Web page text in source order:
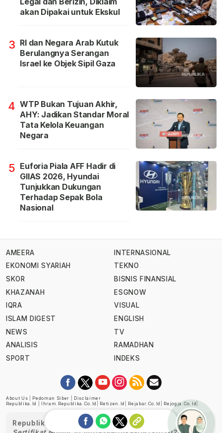
akan Dipakai untuk Ekskul
3 RI dan Negara Arab Kutuk
Berulangnya Serangan
Israel ke Objek Sipil Gaza
4 WTP Bukan Tujuan Akhir,
AHY: Jadikan Standar Moral
Tata Kelola Keuangan
Negara
5 Euforia Piala AFF Hadir di
GIIAS 2026, Hyundai
Tunjukkan Dukungan
Terhadap Sepak Bola
Nasional
AMEERA
EKONOMI SYARIAH
SKOR
KHAZANAH
IQRA
ISLAM DIGEST
NEWS
ANALISIS
SPORT
INTERNASIONAL
TEKNO
BISNIS FINANSIAL
ESGNOW
VISUAL
ENGLISH
TV
RAMADHAN
INDEKS
About Us Pedoman Siber
Disclaimer
Republika.id
Ihram.republika.co.id Retizen.id Rejabar.co.id Rejogja.co.id
Republika telah diverifikasi oleh Dewan Pers